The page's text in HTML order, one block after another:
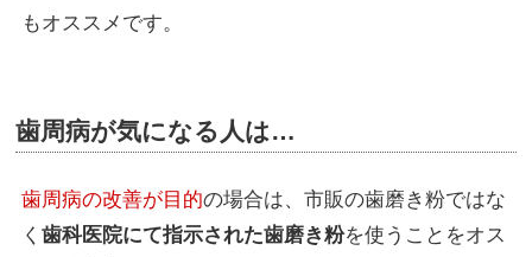
もオススメです。
歯周病が気になる人は…
歯周病の改善が目的の場合は、市販の歯磨き粉ではな
く歯科医院にて指示された歯磨き粉を使うことをオス